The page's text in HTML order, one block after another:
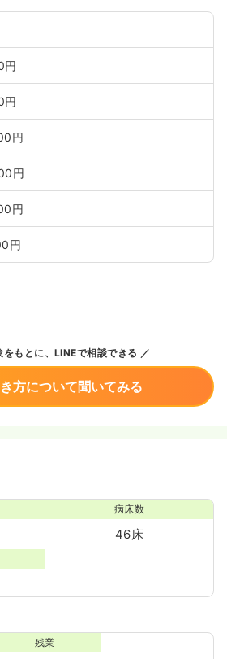
円
円
円
円
円
円
をもとに、LINEで相談できる
方について聞いてみる
病床数
46床
残業